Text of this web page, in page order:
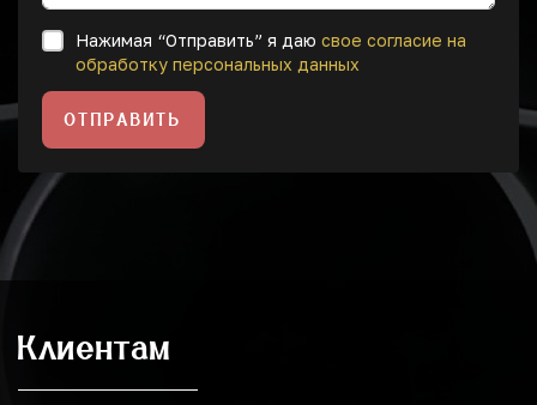
Нажимая “Отправить” я даю свое согласие на
обработку персональных данных
ОТПРАВИТЬ
Клиентам